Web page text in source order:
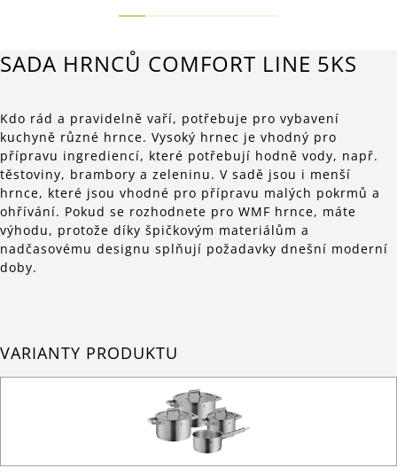
SADA HRNCŮ COMFORT LINE 5KS
Kdo rád a pravidelně vaří, potřebuje pro vybavení
kuchyně různé hrnce. Vysoký hrnec je vhodný pro
přípravu ingrediencí, které potřebují hodně vody, např.
těstoviny, brambory a zeleninu. V sadě jsou i menší
hrnce, které jsou vhodné pro přípravu malých pokrmů a
ohřívání. Pokud se rozhodnete pro WMF hrnce, máte
výhodu, protože díky špičkovým materiálům a
nadčasovému designu splňují požadavky dnešní moderní
doby.
VARIANTY PRODUKTU